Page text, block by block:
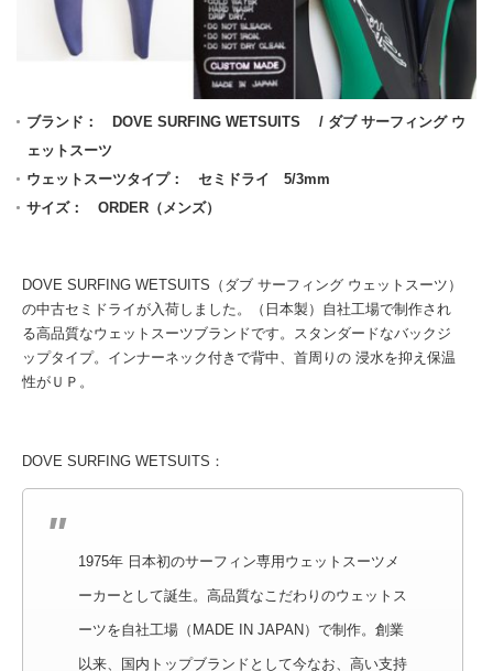
ブランド： DOVE SURFING WETSUITS / ダブ サーフィング ウ
ェットスーツ
ウェットスーツタイプ： セミドライ 5/3mm
サイズ： ORDER（メンズ）
DOVE SURFING WETSUITS（ダブ サーフィング ウェットスーツ）
の中古セミドライが入荷しました。（日本製）自社工場で制作され
る高品質なウェットスーツブランドです。スタンダードなバックジ
ップタイプ。インナーネック付きで背中、首周りの 浸水を抑え保温
性がＵＰ。
DOVE SURFING WETSUITS：
1975年 日本初のサーフィン専用ウェットスーツメ
ーカーとして誕生。高品質なこだわりのウェットス
ーツを自社工場（MADE IN JAPAN）で制作。創業
以来、国内トップブランドとして今なお、高い支持